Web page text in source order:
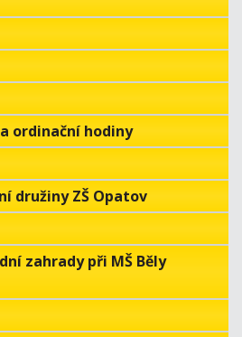
ordinační hodiny
družiny ZŠ Opatov
zahrady při MŠ Běly